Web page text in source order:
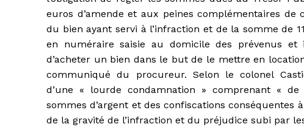
euros d’amende et aux peines complémentaires de
du bien ayant servi à l’infraction et de la somme de
en numéraire saisie au domicile des prévenus et
d’acheter un bien dans le but de le mettre en
communiqué du procureur. Selon le colonel
d’une « lourde condamnation » comprenant « de
sommes d’argent et des confiscations conséquentes
de la gravité de l’infraction et du préjudice subi par